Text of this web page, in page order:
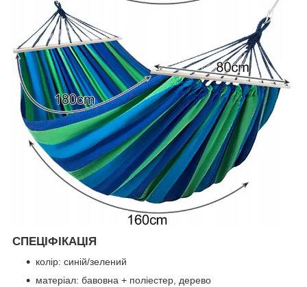
СПЕЦІФІКАЦІЯ
колір: синій/зелений
матеріал: бавовна + поліестер, дерево